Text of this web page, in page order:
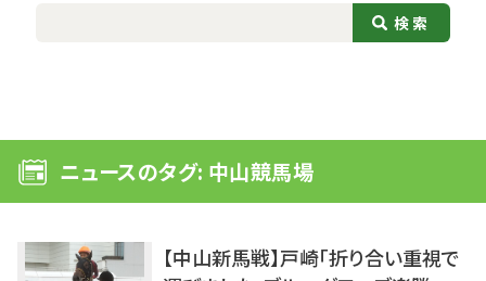
ニュースのタグ: 中山競馬場
【中山新馬戦】戸崎「折り合い重視で